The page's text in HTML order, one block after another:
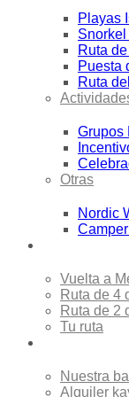
Playas
Snorkel
Ruta
Puesta
Ruta
Grupos
Otras
Nordic
Vuelta a
Ruta de 4
Ruta de 2
Tu ruta
Nuestra
Alquiler